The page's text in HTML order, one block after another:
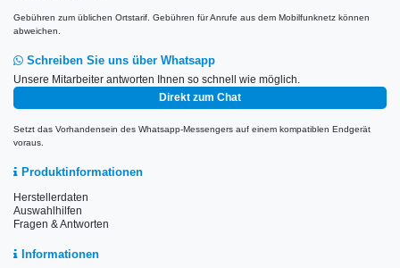
Gebühren zum üblichen Ortstarif. Gebühren für Anrufe aus dem Mobilfunknetz können
abweichen.
Schreiben Sie uns über Whatsapp
Unsere Mitarbeiter antworten Ihnen so schnell wie möglich.
Direkt zum Chat
Setzt das Vorhandensein des Whatsapp-Messengers auf einem kompatiblen Endgerät
voraus.
Produktinformationen
Herstellerdaten
Auswahlhilfen
Fragen & Antworten
Informationen